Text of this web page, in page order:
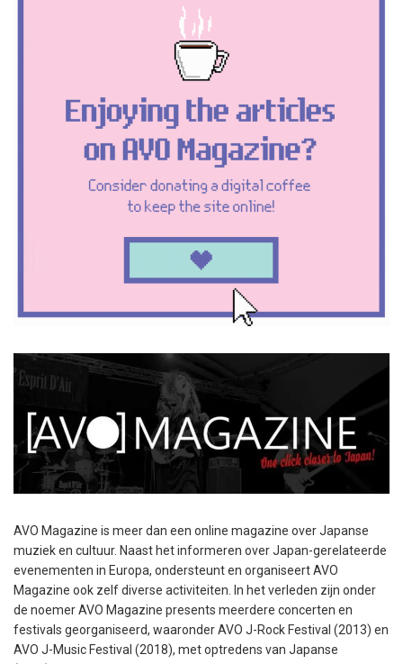
AVO Magazine is meer dan een online magazine over Japanse
muziek en cultuur. Naast het informeren over Japan-gerelateerde
evenementen in Europa, ondersteunt en organiseert AVO
Magazine ook zelf diverse activiteiten. In het verleden zijn onder
de noemer AVO Magazine presents meerdere concerten en
festivals georganiseerd, waaronder AVO J-Rock Festival (2013) en
AVO J-Music Festival (2018), met optredens van Japanse